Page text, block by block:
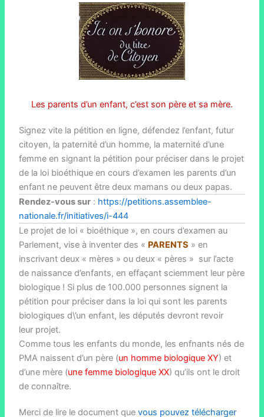
Les parents d’un enfant, c’est son père et sa mère.
Signez vite la pétition en ligne, défendez l’enfant, futur
citoyen, la paternité d’un homme, la maternité d’une
femme en signant la pétition pour préciser dans le projet
de la loi bioéthique en cours d’examen les parents d’un
enfant ne peuvent être deux mamans ou deux papas.
Rendez-vous sur : https://petitions.assemblee-
nationale.fr/initiatives/i-444
Le projet de loi « bioéthique », en cours d’examen au
Parlement, vise à inventer des « PARENTS » en
inscrivant deux « mères » ou deux « pères » sur l’acte
de naissance d’enfants, en effaçant sciemment leur père
biologique ! Si plus de 100.000 personnes signent la
pétition pour préciser dans la loi qui sont les parents
biologiques d\’un enfant, les députés devront revoir
leur projet.
Comme tous les enfants du monde, les enfnants nés de
PMA naissent d’un père (un homme biologique XY) et
d’une mère (une femme biologique XX) qu’ils ont le droit
de connaître.
Merci de lire le document quevous pouvez télécharger